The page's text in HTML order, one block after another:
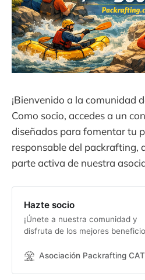
¡Bienvenido a la comunidad
Como socio, accedes a un
diseñados para fomentar tu
responsable del packrafting,
parte activa de nuestra
Hazte socio
¡Únete a nuestra comunidad y
disfruta de los mejores
Como socio, formarás parte de
Asociación Packrafting CAT